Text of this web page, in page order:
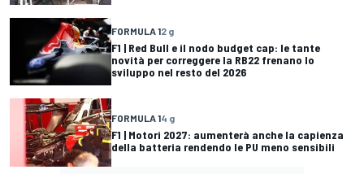
FORMULA 12 g
F1 | Red Bull e il nodo budget cap: le tante
novità per correggere la RB22 frenano lo
sviluppo nel resto del 2026
FORMULA 14 g
F1 | Motori 2027: aumenterà anche la capienza
della batteria rendendo le PU meno sensibili